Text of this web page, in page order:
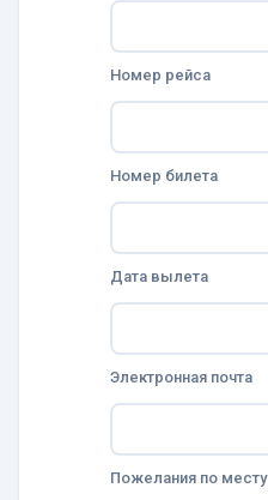
Номер рейса
Номер билета
Дата вылета
Электронная почта
Пожелания по месту